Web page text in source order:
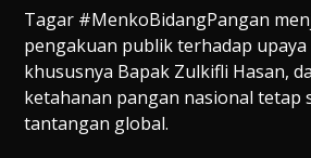
Tagar #MenkoBidangPangan
pengakuan publik terhadap
khususnya Bapak Zulkifli Hasan,
ketahanan pangan nasional tetap
tantangan global.